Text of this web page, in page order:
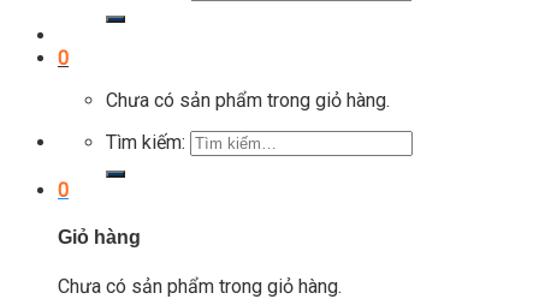
0
Chưa có sản phẩm trong giỏ hàng.
Tìm kiếm:
0
Giỏ hàng
Chưa có sản phẩm trong giỏ hàng.